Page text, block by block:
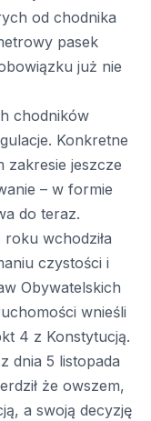
od chodnika
pasek
już nie
chodników
Konkretne
jeszcze
– w formie
do teraz.
roku wchodziła
czystości i
Obywatelskich
wnieśli
4 z Konstytucją.
dnia 5 listopada
że owszem,
a swoją decyzję